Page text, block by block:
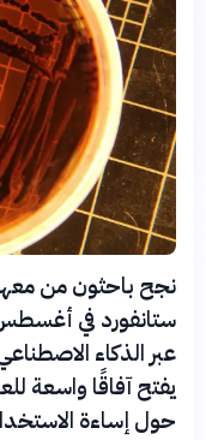
عبر الذكاء
يفتح آفاقًا واسعة
حول إساءة